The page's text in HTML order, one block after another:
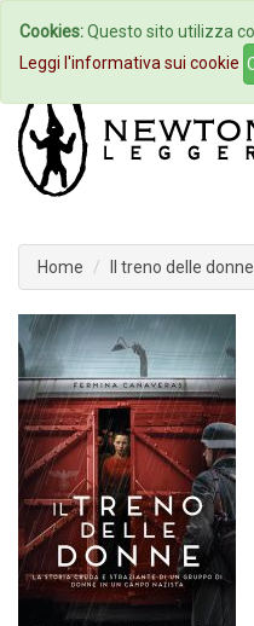
Home
Home Il treno delle donne
Cookies:Questo sito utilizza
Leggi l'informativa sui cookie